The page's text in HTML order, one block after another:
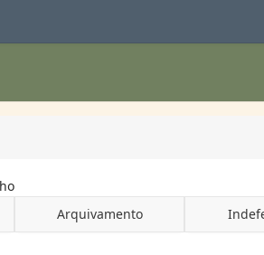
Arquivamento